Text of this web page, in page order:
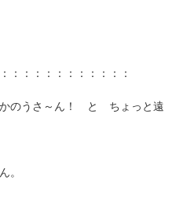
：：：：：：：：：：：
うさ～ん！ と ちょっと遠
。